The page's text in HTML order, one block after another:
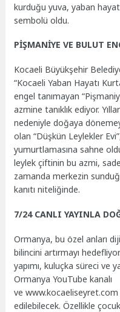
kurduğu yuva, yaban
sembolü oldu.
PİŞMANİYE VE BULUT
Kocaeli Büyükşehir
“Kocaeli Yaban Hayatı
engel tanımayan
azmine tanıklık ediyor.
nedeniyle doğaya
olan “Düşkün Leylekler
yumurtlamasına sahne
leylek çiftinin bu azmi,
zamanda merkezin
kanıtı niteliğinde.
7/24 CANLI YAYINLA
Ormanya, bu özel anları
bilincini artırmayı
yapımı, kuluçka süreci ve
Ormanya YouTube kanalı
ve
edilebilecek. Özellikle